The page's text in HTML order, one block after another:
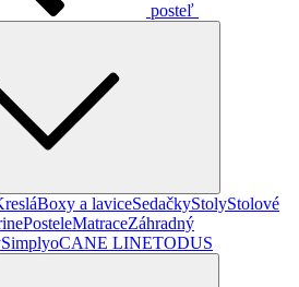
posteľ
Boxy a laviceSedačkyStolyStolové
PosteleMatraceZáhradný
SimplyoCANE LINETODUS